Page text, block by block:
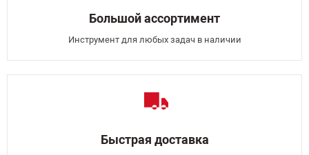
Большой ассортимент
Инструмент для любых задач в наличии
Быстрая доставка